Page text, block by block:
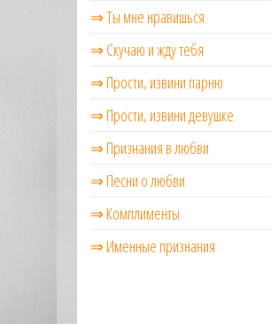
⇒ Ты мне нравишься
⇒ Скучаю и жду тебя
⇒ Прости, извини парню
⇒ Прости, извини девушке
⇒ Признания в любви
⇒ Песни о любви
⇒ Комплименты
⇒ Именные признания